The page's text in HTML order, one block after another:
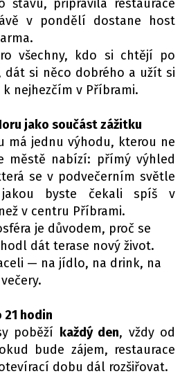
šťávu, připravila restaurace
v pondělí dostane host
všechny, kdo si chtějí po
dát si něco dobrého a užít si
nejhezčím v Příbrami.
jako součást zážitku
má jednu výhodu, kterou ne
městě nabízí: přímý výhled
se v podvečerním světle
byste čekali spíš v
v centru Příbrami.
je důvodem, proč se
dát terase nový život.
— na jídlo, na drink, na
21 hodin
poběží
každý den, vždy od
bude zájem, restaurace
dobu dál rozšiřovat.